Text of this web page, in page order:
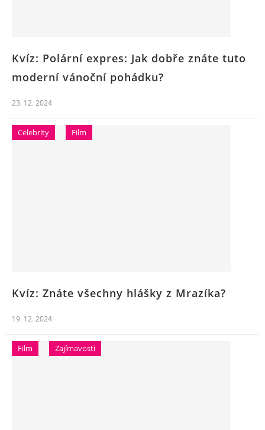
Kvíz: Polární expres: Jak dobře znáte tuto
moderní vánoční pohádku?
23. 12. 2024
Celebrity Film
Kvíz: Znáte všechny hlášky z Mrazíka?
19. 12. 2024
Film Zajímavosti